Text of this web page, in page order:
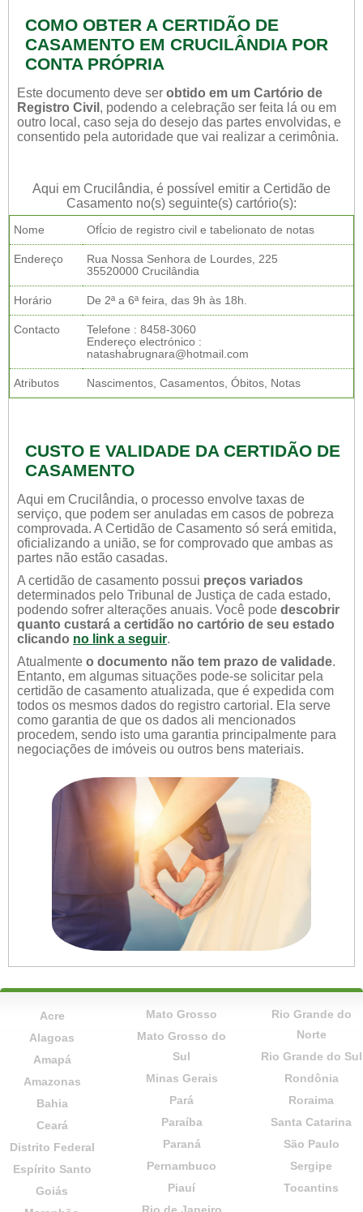
COMO OBTER A CERTIDÃO DE
CASAMENTO EM CRUCILÂNDIA POR
CONTA PRÓPRIA
Este documento deve ser obtido em um Cartório de
Registro Civil , podendo a celebração ser feita lá ou em
outro local, caso seja do desejo das partes envolvidas, e
consentido pela autoridade que vai realizar a cerimônia.
Aqui em Crucilândia, é possível emitir a Certidão de
Casamento no(s) seguinte(s) cartório(s):
Nome OfÍcio de registro civil e tabelionato de notas
Endereço
Rua Nossa Senhora de Lourdes, 225
35520000 Crucilândia
Horário De 2ª a 6ª feira, das 9h às 18h.
Contacto
Telefone : 8458-3060
Endereço electrónico :
natashabrugnara@hotmail.com
Atributos Nascimentos, Casamentos, Óbitos, Notas
CUSTO E VALIDADE DA CERTIDÃO DE
CASAMENTO
Aqui em Crucilândia, o processo envolve taxas de
serviço, que podem ser anuladas em casos de pobreza
comprovada. A Certidão de Casamento só será emitida,
oficializando a união, se for comprovado que ambas as
partes não estão casadas.
A certidão de casamento possui preços variados
determinados pelo Tribunal de Justiça de cada estado,
podendo sofrer alterações anuais. Você pode descobrir
quanto custará a certidão no cartório de seu estado
clicando no link a seguir.
Atualmente o documento não tem prazo de validade.
Entanto, em algumas situações pode-se solicitar pela
certidão de casamento atualizada, que é expedida com
todos os mesmos dados do registro cartorial. Ela serve
como garantia de que os dados ali mencionados
procedem, sendo isto uma garantia principalmente para
negociações de imóveis ou outros bens materiais.
Acre
Alagoas
Amapá
Amazonas
Bahia
Ceará
Distrito Federal
Espírito Santo
Goiás
Mato Grosso
Mato Grosso do
Sul
Minas Gerais
Pará
Paraíba
Paraná
Pernambuco
Piauí
Rio de Janeiro
Rio Grande do
Norte
Rio Grande do Sul
Rondônia
Roraima
Santa Catarina
São Paulo
Sergipe
Tocantins